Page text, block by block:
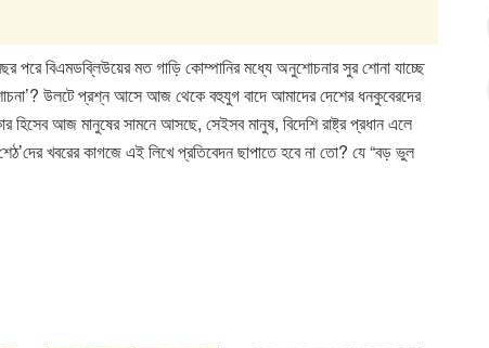
বিএমডব্লিউয়ের মত গাড়ি কোম্পানির মধ্যে অনুশোচনার সুর শোনা যাচ্ছে
উলটে প্রশ্ন আসে আজ থেকে বহুযুগ বাদে আমাদের দেশের ধনকুবেরদের
হিসেব আজ মানুষের সামনে আসছে, সেইসব মানুষ, বিদেশি রাষ্ট্র প্রধান এলে
খবরের কাগজে এই লিখে প্রতিবেদন ছাপাতে হবে না তো? যে “বড় ভুল